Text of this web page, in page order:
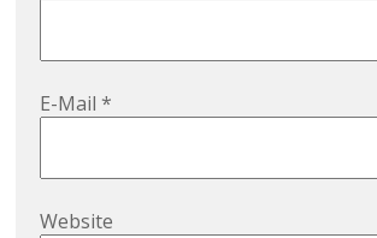
E-Mail*
Website